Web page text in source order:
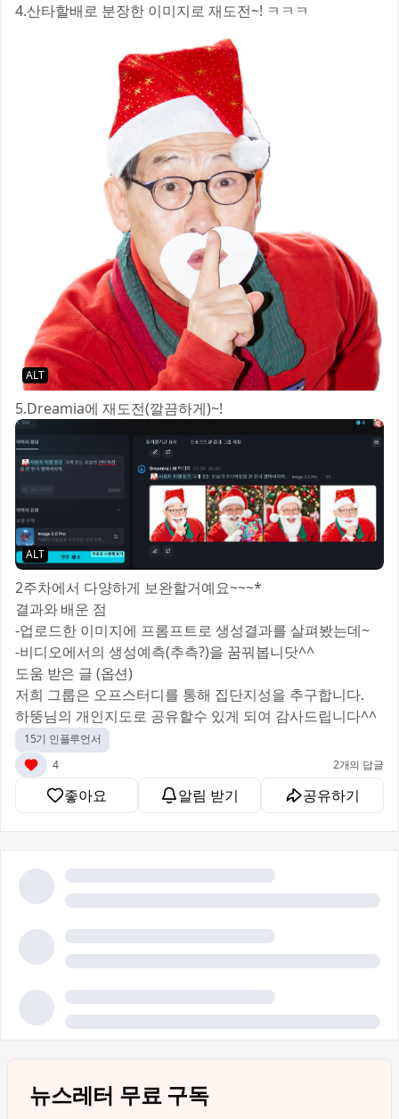
4.산타할배로 분장한 이미지로 재도전~! ㅋㅋㅋ
ALT
5.Dreamia에 재도전(깔끔하게)~!
ALT
2주차에서 다양하게 보완할거예요~~~*
결과와 배운 점
-업로드한 이미지에 프롬프트로 생성결과를 살펴봤는데~
-비디오에서의 생성예측(추측?)을 꿈꿔봅니닷^^
도움 받은 글 (옵션)
저희 그룹은 오프스터디를 통해 집단지성을 추구합니다.
하뚱님의 개인지도로 공유할수 있게 되여 감사드립니다^^
15기 인플루언서
4
2개의 답글
좋아요 알림 받기 공유하기
뉴스레터 무료 구독